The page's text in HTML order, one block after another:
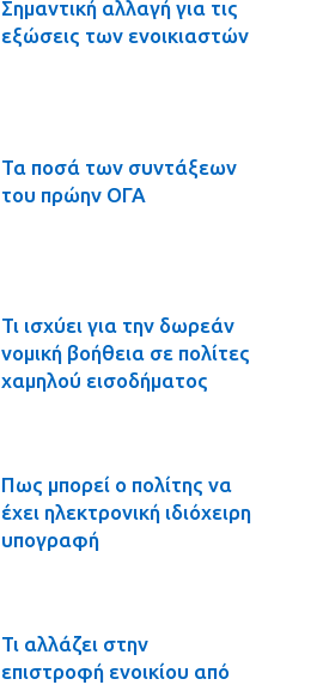
Σημαντική αλλαγή για τις
εξώσεις των ενοικιαστών
Τα ποσά των συντάξεων
του πρώην ΟΓΑ
Τι ισχύει για την δωρεάν
νομική βοήθεια σε πολίτες
χαμηλού εισοδήματος
Πως μπορεί ο πολίτης να
έχει ηλεκτρονική ιδιόχειρη
υπογραφή
Τι αλλάζει στην
επιστροφή ενοικίου από